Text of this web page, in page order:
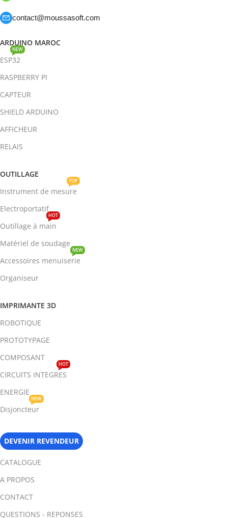
contact@moussasoft.com
ARDUINO MAROC
ESP32
NEW
RASPBERRY PI
CAPTEUR
SHIELD ARDUINO
AFFICHEUR
RELAIS
OUTILLAGE
Instrument de mesure
TOP
Electroportatif
Outillage à main
HOT
Matériel de soudage
Accessoires menuiserie
NEW
Organiseur
IMPRIMANTE 3D
ROBOTIQUE
PROTOTYPAGE
COMPOSANT
CIRCUITS INTEGRES
HOT
ENERGIE
Disjoncteur
NEW
DEVENIR REVENDEUR
CATALOGUE
A PROPOS
CONTACT
QUESTIONS - REPONSES